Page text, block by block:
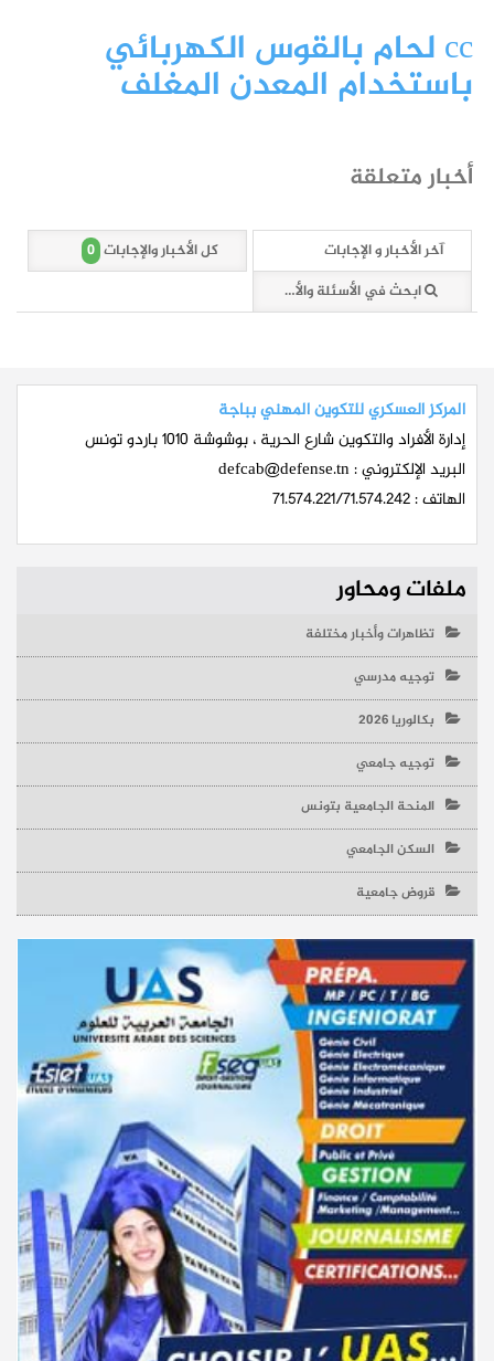
cc لحام بالقوس الكهربائي
باستخدام المعدن المغلف
أخبار متعلقة
آخر الأخبار و الإجابات كل الأخبار والإجابات 0
ابحث في الأسئلة والأخبار (0 وثائق)
المركز العسكري للتكوين المهني بباجة
إدارة الأفراد والتكوين شارع الحرية ، بوشوشة 1010 باردو تونس
البريد الإلكتروني :defcab@defense.tn
الهاتف : 71.574.221/71.574.242
ملفات ومحاور
تظاهرات وأخبار مختلفة
توجيه مدرسي
بكالوريا 2026
توجيه جامعي
المنحة الجامعية بتونس
السكن الجامعي
قروض جامعية